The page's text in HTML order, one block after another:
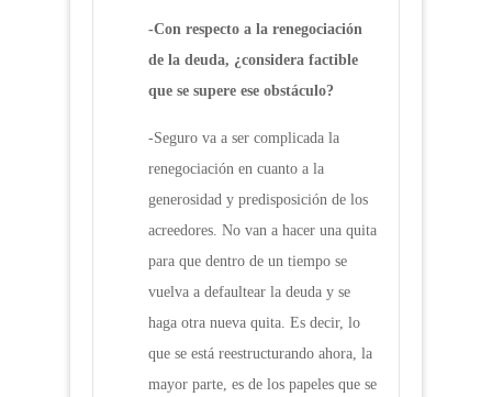
-Con respecto a la renegociación
de la deuda, ¿considera factible
que se supere ese obstáculo?
-Seguro va a ser complicada la
renegociación en cuanto a la
generosidad y predisposición de los
acreedores. No van a hacer una quita
para que dentro de un tiempo se
vuelva a defaultear la deuda y se
haga otra nueva quita. Es decir, lo
que se está reestructurando ahora, la
mayor parte, es de los papeles que se